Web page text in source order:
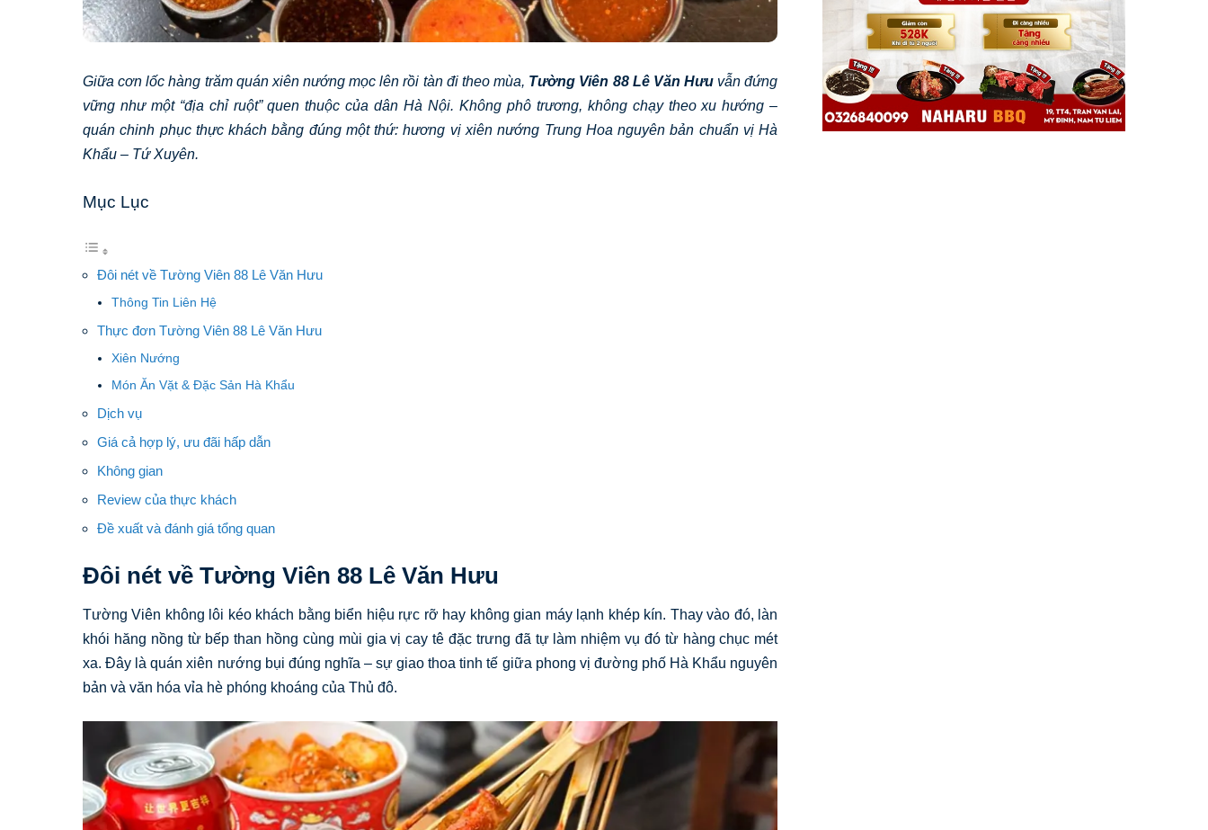
Giữa cơn lốc hàng trăm quán xiên nướng mọc lên rồi tàn đi theo mùa, Tường Viên 88 Lê Văn Hưuvẫn đứng
vững như một “địa chỉ ruột” quen thuộc của dân Hà Nội. Không phô trương, không chạy theo xu hướng –
quán chinh phục thực khách bằng đúng một thứ: hương vị xiên nướng Trung Hoa nguyên bản chuẩn vị Hà
Khẩu – Tứ Xuyên.
Mục Lục
Đôi nét về Tường Viên 88 Lê Văn Hưu
Thông Tin Liên Hệ
Thực đơn Tường Viên 88 Lê Văn Hưu
Xiên Nướng
Món Ăn Vặt & Đặc Sản Hà Khẩu
Dịch vụ
Giá cả hợp lý, ưu đãi hấp dẫn
Không gian
Review của thực khách
Đề xuất và đánh giá tổng quan
Đôi nét về Tường Viên 88 Lê Văn Hưu
Tường Viên không lôi kéo khách bằng biển hiệu rực rỡ hay không gian máy lạnh khép kín. Thay vào đó, làn
khói hăng nồng từ bếp than hồng cùng mùi gia vị cay tê đặc trưng đã tự làm nhiệm vụ đó từ hàng chục mét
xa. Đây là quán xiên nướng bụi đúng nghĩa – sự giao thoa tinh tế giữa phong vị đường phố Hà Khẩu nguyên
bản và văn hóa vỉa hè phóng khoáng của Thủ đô.